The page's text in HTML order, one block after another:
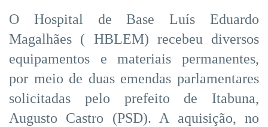
O Hospital de Base Luís Eduardo
Magalhães ( HBLEM) recebeu diversos
equipamentos e materiais permanentes,
por meio de duas emendas parlamentares
solicitadas pelo prefeito de Itabuna,
Augusto Castro (PSD). A aquisição, no